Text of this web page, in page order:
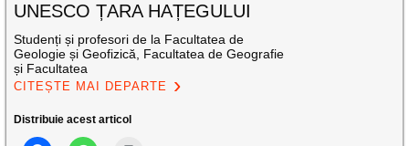
UNESCO ȚARA HAȚEGULUI
Studenți și profesori de la Facultatea de
Geologie și Geofizică, Facultatea de Geografie
și Facultatea
CITEȘTE MAI DEPARTE
Distribuie acest articol